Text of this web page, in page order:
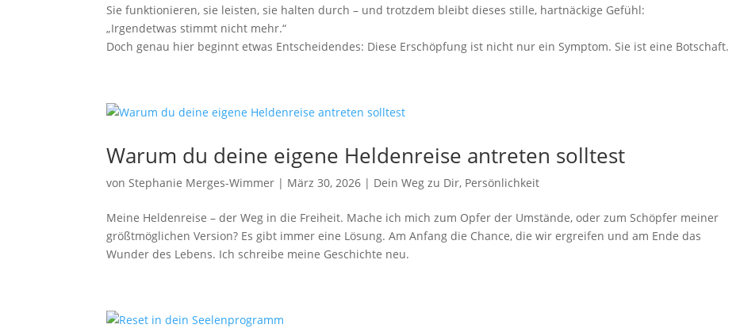
Sie funktionieren, sie leisten, sie halten durch – und trotzdem bleibt dieses stille, hartnäckige Gefühl:
„Irgendetwas stimmt nicht mehr.“
Doch genau hier beginnt etwas Entscheidendes: Diese Erschöpfung ist nicht nur ein Symptom. Sie ist eine Botschaft.
Warum du deine eigene Heldenreise antreten solltest
vonStephanie Merges-Wimmer | März 30, 2026 | Dein Weg zu Dir, Persönlichkeit
Meine Heldenreise – der Weg in die Freiheit. Mache ich mich zum Opfer der Umstände, oder zum Schöpfer meiner
größtmöglichen Version? Es gibt immer eine Lösung. Am Anfang die Chance, die wir ergreifen und am Ende das
Wunder des Lebens. Ich schreibe meine Geschichte neu.